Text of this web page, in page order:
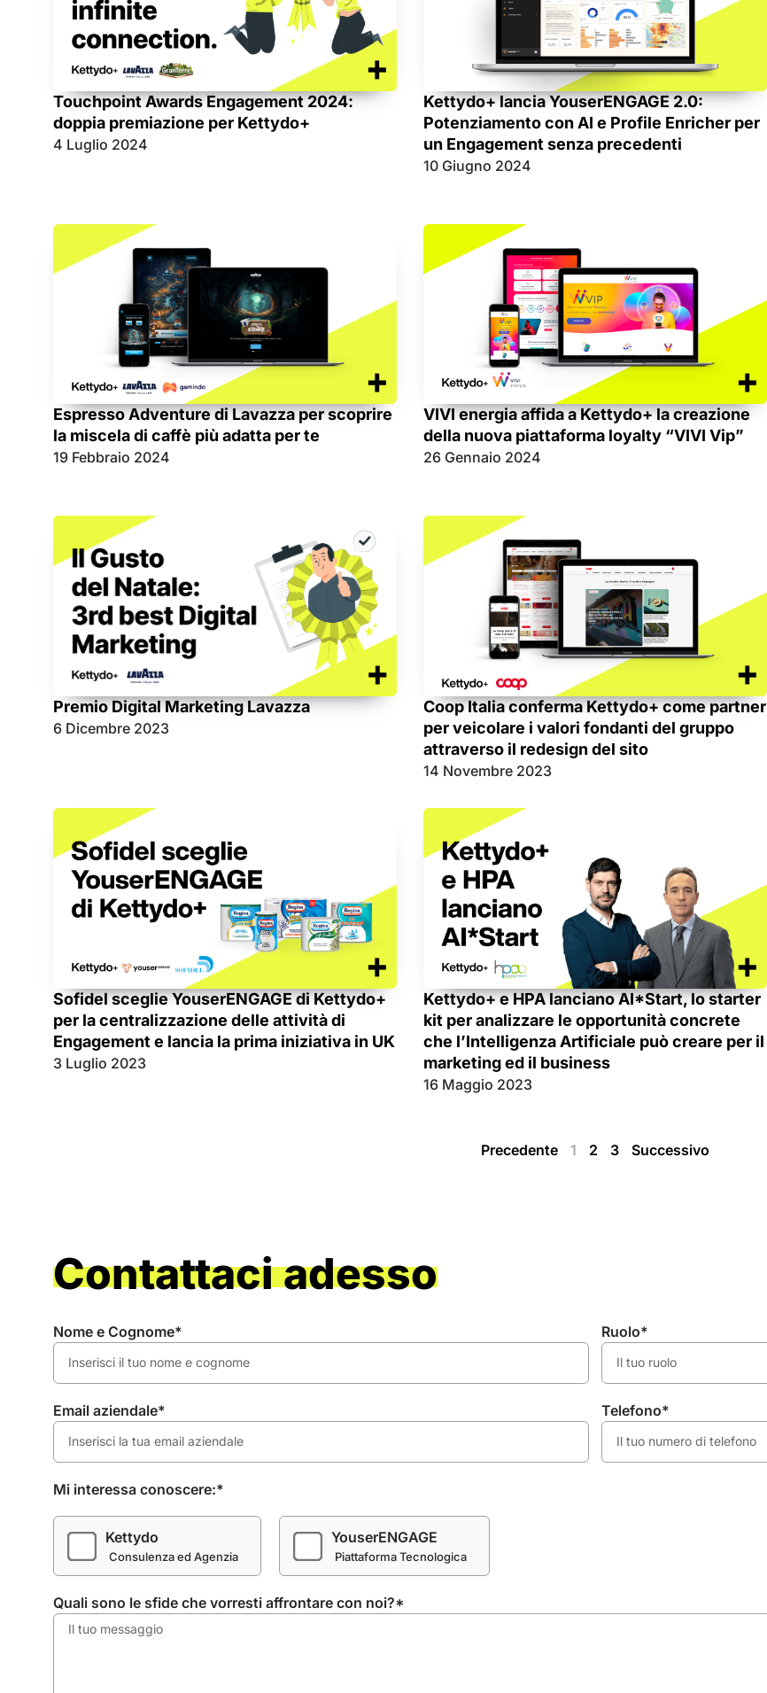
Touchpoint Awards Engagement 2024:
doppia premiazione per Kettydo+
4 Luglio 2024
Kettydo+ lancia YouserENGAGE 2.0:
Potenziamento con AI e Profile Enricher per
un Engagement senza precedenti
10 Giugno 2024
Espresso Adventure di Lavazza per scoprire
la miscela di caffè più adatta per te
19 Febbraio 2024
VIVI energia affida a Kettydo+ la creazione
della nuova piattaforma loyalty “VIVI Vip”
26 Gennaio 2024
Premio Digital Marketing Lavazza
6 Dicembre 2023
Coop Italia conferma Kettydo+ come partner
per veicolare i valori fondanti del gruppo
attraverso il redesign del sito
14 Novembre 2023
Sofidel sceglie YouserENGAGE di Kettydo+
per la centralizzazione delle attività di
Engagement e lancia la prima iniziativa in UK
3 Luglio 2023
Kettydo+ e HPA lanciano AI*Start, lo starter
kit per analizzare le opportunità concrete
che l’Intelligenza Artificiale può creare per il
marketing ed il business
16 Maggio 2023
Precedente 1 2 3 Successivo
Contattaci adesso
Nome e Cognome* Ruolo*
Email aziendale* Telefono*
Mi interessa conoscere:*
Kettydo
Consulenza ed Agenzia
YouserENGAGE
Piattaforma Tecnologica
Quali sono le sfide che vorresti affrontare con noi?*